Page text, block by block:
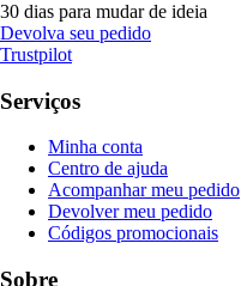
30 dias para mudar de ideia
Devolva seu pedido
Trustpilot
Serviços
Minha conta
Centro de ajuda
Acompanhar meu pedido
Devolver meu pedido
Códigos promocionais
Sobre